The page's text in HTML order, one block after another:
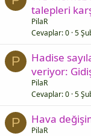
talepleri
PilaR
Cevaplar 0 5
P
Hadise
veriyor:
PilaR
Cevaplar 0 5
P Hava
PilaR